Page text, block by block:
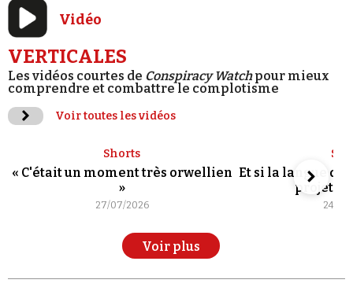
Vidéo
VERTICALES
Les vidéos courtes de Conspiracy Watchpour mieux
comprendre et combattre le complotisme
Voir toutes les vidéos
Shorts
« C'était un moment très orwellien
»
27/07/2026
Et si la langue de
projet
24/
Voir plus